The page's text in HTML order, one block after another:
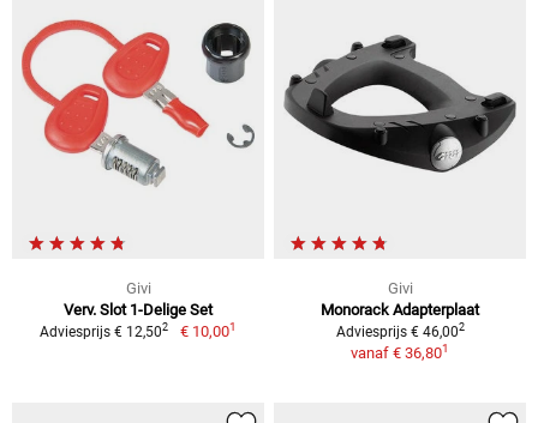
Givi
Verv. Slot 1-Delige Set
Adviesprijs € 12,502 € 10,001
Givi
Monorack Adapterplaat
Adviesprijs € 46,002
vanaf € 36,801